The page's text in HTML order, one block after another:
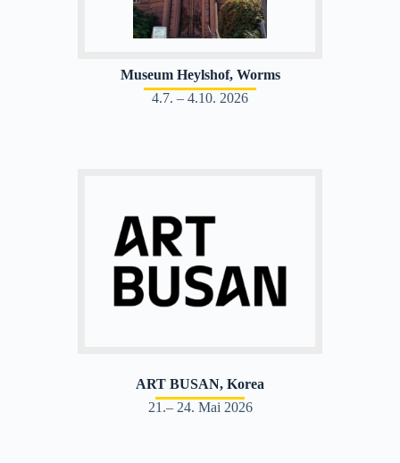
Museum Heylshof, Worms
4.7. – 4.10. 2026
ART BUSAN, Korea
21.– 24. Mai 2026